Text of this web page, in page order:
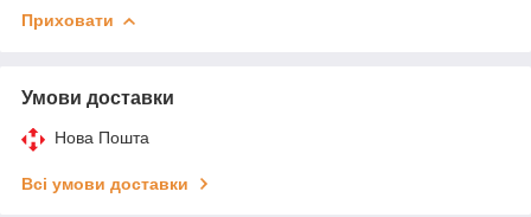
Приховати
Умови доставки
Нова Пошта
Всі умови доставки